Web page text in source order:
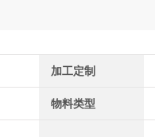
加工定制
物料类型